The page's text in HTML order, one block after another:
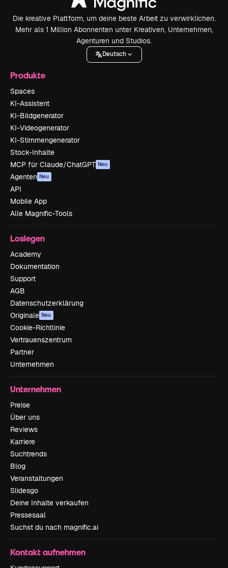
Die kreative Plattform, um deine beste Arbeit zu verwirklichen.
Mehr als 1 Million Abonnenten unter Kreativen, Unternehmen,
Agenturen und Studios.
Deutsch
Produkte
Spaces
KI-Assistent
KI-Bildgenerator
KI-Videogenerator
KI-Stimmengenerator
Stock-Inhalte
MCP für Claude/ChatGPT Neu
Agenten Neu
API
Mobile App
Alle Magnific-Tools
Loslegen
Academy
Dokumentation
Support
AGB
Datenschutzerklärung
Originale Neu
Cookie-Richtlinie
Vertrauenszentrum
Partner
Unternehmen
Unternehmen
Preise
Über uns
Reviews
Karriere
Suchtrends
Blog
Veranstaltungen
Slidesgo
Deine Inhalte verkaufen
Pressesaal
Suchst du nach magnific.ai
Kontakt aufnehmen